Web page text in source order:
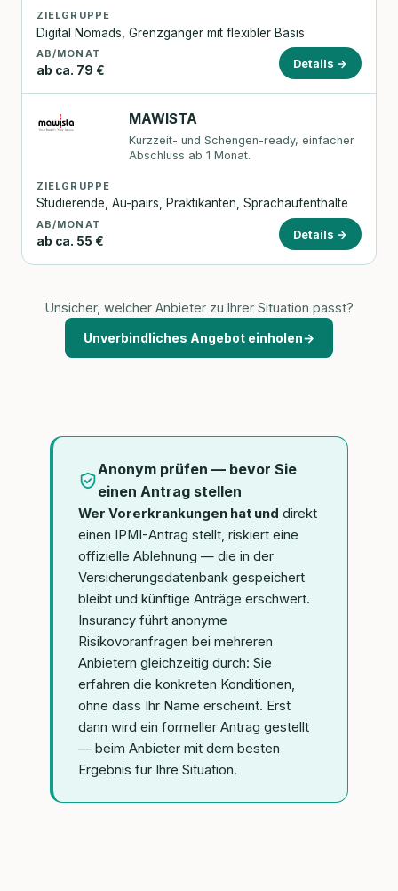
ZIELGRUPPE
Digital Nomads, Grenzgänger mit flexibler Basis
AB/MONAT
ab ca. 79 €
Details →
MAWISTA
Kurzzeit- und Schengen-ready, einfacher
Abschluss ab 1 Monat.
ZIELGRUPPE
Studierende, Au-pairs, Praktikanten, Sprachaufenthalte
AB/MONAT
ab ca. 55 €
Details →
Unsicher, welcher Anbieter zu Ihrer Situation passt?
Unverbindliches Angebot einholen→
Anonym prüfen — bevor Sie
einen Antrag stellen
Wer Vorerkrankungen hat und direkt
einen IPMI-Antrag stellt, riskiert eine
offizielle Ablehnung — die in der
Versicherungsdatenbank gespeichert
bleibt und künftige Anträge erschwert.
Insurancy führt anonyme
Risikovoranfragen bei mehreren
Anbietern gleichzeitig durch: Sie
erfahren die konkreten Konditionen,
ohne dass Ihr Name erscheint. Erst
dann wird ein formeller Antrag gestellt
— beim Anbieter mit dem besten
Ergebnis für Ihre Situation.